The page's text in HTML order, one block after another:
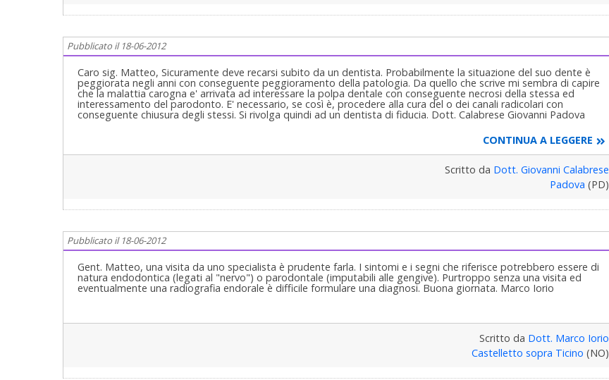
Pubblicato il 18-06-2012
Caro sig. Matteo, Sicuramente deve recarsi subito da un dentista. Probabilmente la situazione del suo dente è
peggiorata negli anni con conseguente peggioramento della patologia. Da quello che scrive mi sembra di capire
che la malattia carogna e' arrivata ad interessare la polpa dentale con conseguente necrosi della stessa ed
interessamento del parodonto. E' necessario, se così è, procedere alla cura del o dei canali radicolari con
conseguente chiusura degli stessi. Si rivolga quindi ad un dentista di fiducia. Dott. Calabrese Giovanni Padova
CONTINUA A LEGGERE
Scritto da Dott. Giovanni Calabrese
Padova (PD)
Pubblicato il 18-06-2012
Gent. Matteo, una visita da uno specialista è prudente farla. I sintomi e i segni che riferisce potrebbero essere di
natura endodontica (legati al "nervo") o parodontale (imputabili alle gengive). Purtroppo senza una visita ed
eventualmente una radiografia endorale è difficile formulare una diagnosi. Buona giornata. Marco Iorio
Scritto da Dott. Marco Iorio
Castelletto sopra Ticino (NO)